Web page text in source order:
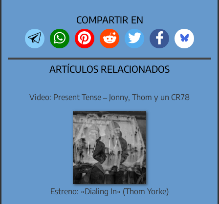
COMPARTIR EN
ARTÍCULOS RELACIONADOS
Video: Present Tense – Jonny, Thom y un CR78
Estreno: «Dialing In» (Thom Yorke)